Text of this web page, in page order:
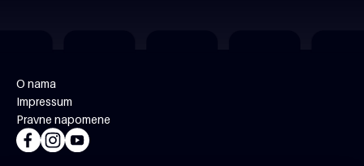
O nama
Impressum
Pravne napomene